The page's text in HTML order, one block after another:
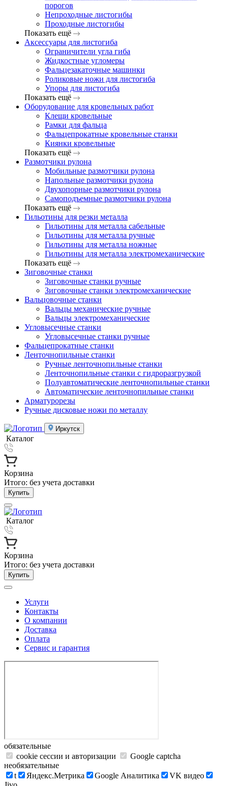
порогов
Непроходные листогибы
Проходные листогибы
Показать ещё
Аксессуары для листогиба
Ограничители угла гиба
Жидкостные угломеры
Фальцезакаточные машинки
Роликовые ножи для листогиба
Упоры для листогиба
Показать ещё
Оборудование для кровельных работ
Клещи кровельные
Рамки для фальца
Фальцепрокатные кровельные станки
Киянки кровельные
Показать ещё
Размотчики рулона
Мобильные размотчики рулона
Напольные размотчики рулона
Двухопорные размотчики рулона
Самоподъемные размотчики рулона
Показать ещё
Гильотины для резки металла
Гильотины для металла сабельные
Гильотины для металла ручные
Гильотины для металла ножные
Гильотины для металла электромеханические
Показать ещё
Зиговочные станки
Зиговочные станки ручные
Зиговочные станки электромеханические
Вальцовочные станки
Вальцы механические ручные
Вальцы электромеханические
Угловысечные станки
Угловысечные станки ручные
Фальцепрокатные станки
Ленточнопильные станки
Ручные ленточнопильные станки
Ленточнопильные станки с гидроразгрузкой
Полуавтоматические ленточнопильные станки
Автоматические ленточнопильные станки
Арматурорезы
Ручные дисковые ножи по металлу
Иркутск
Каталог
Корзина
Итого: без учета доставки
Купить
Каталог
Корзина
Итого: без учета доставки
Купить
Услуги
Контакты
О компании
Доставка
Оплата
Сервис и гарантия
обязательные
cookie сессии и авторизации
Google captcha
необязательные
t
Яндекс.Метрика Google Аналитика
VK видео